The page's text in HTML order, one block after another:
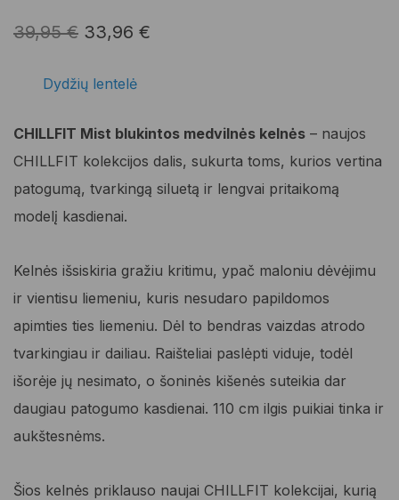
39,95€ Original
was:
39,95 €.
33,96 €
33,96 €.
Dydžių lentelė
CHILLFIT Mist blukintos medvilnės kelnės – naujos
CHILLFIT kolekcijos dalis, sukurta toms, kurios vertina
patogumą, tvarkingą siluetą ir lengvai pritaikomą
modelį kasdienai.
Kelnės išsiskiria gražiu kritimu, ypač maloniu dėvėjimu
ir vientisu liemeniu, kuris nesudaro papildomos
apimties ties liemeniu. Dėl to bendras vaizdas atrodo
tvarkingiau ir dailiau. Raišteliai paslėpti viduje, todėl
išorėje jų nesimato, o šoninės kišenės suteikia dar
daugiau patogumo kasdienai. 110 cm ilgis puikiai tinka ir
aukštesnėms.
Šios kelnės priklauso naujai CHILLFIT kolekcijai, kurią